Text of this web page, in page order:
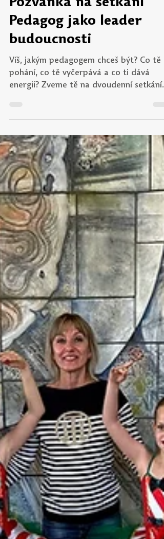
Učitel21
24. 6.
Minut čtení: 2
Pozvánka na setkání
Pedagog jako leader
budoucnosti
energii? Zveme tě na dvoudenní setkání
proběhne ve dnech 24. a 25. září 2025
vždy od 9:00–16:00 hodin na
fakultě Univerzity Palackého v Olomouci.
Dva dny, které nejsou o teorii – jsou o
tobě a o tom, jakým pedagogem se
stát. Pro koho je akce určena? Pro
studující prvních ročníků navazujících
magisterských studijních programů v
prezenční formě. Co T